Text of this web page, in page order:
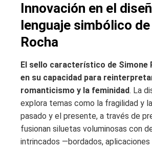
Innovación en el
lenguaje simbólico
Rocha
El sello característico de Simone
en su capacidad para
romanticismo y la feminidad. La
explora temas como la fragilidad y
pasado y el presente, a través de
fusionan siluetas voluminosas con
intrincados —bordados, aplicaciones